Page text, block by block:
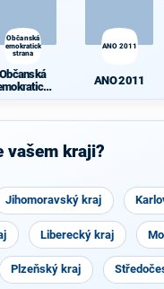
Občanská
demokratická
strana
Občanská
ANO 2011
ANO 2011
vašem kraji?
Jihomoravský kraj
Liberecký kraj
Plzeňský kraj